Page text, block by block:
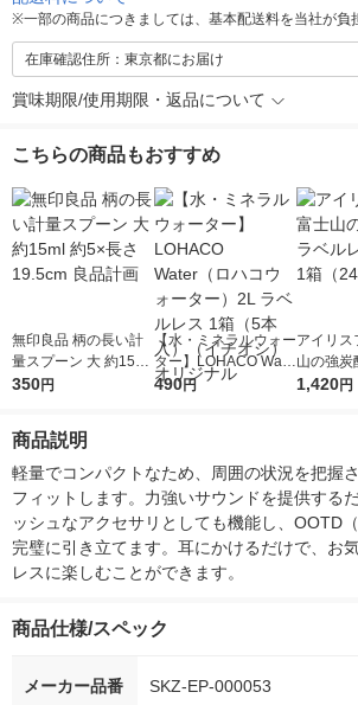
※一部の商品につきましては、基本配送料を当社が負
在庫確認住所：東京都にお届け
賞味期限/使用期限・返品について
こちらの商品もおすすめ
無印良品 柄の長い計
量スプーン 大 約15ml
約5×長さ19.5cm 良品
350円
【水・ミネラルウォー
ター】LOHACO Wate
r（ロハコウォータ
490円
アイリス
山の強炭
レス
1,420円
商品説明
軽量でコンパクトなため、周囲の状況を把握
フィットします。力強いサウンドを提供する
ッシュなアクセサリとしても機能し、OOTD
完璧に引き立てます。耳にかけるだけで、お
レスに楽しむことができます。
商品仕様/スペック
メーカー品番 SKZ-EP-000053